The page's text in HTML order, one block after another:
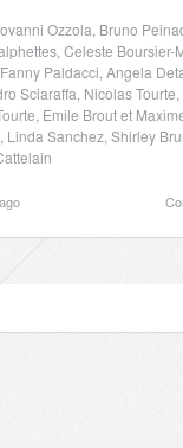
Ozzola, Bruno
Celeste Boursier-
Paldacci, Angela
Sciaraffa, Nicolas
Emile Brout et
Linda Sanchez, Shirley